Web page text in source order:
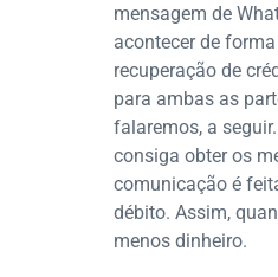
mensagem de
acontecer de
recuperação de
para ambas as
falaremos, a
consiga obter os
comunicação é
débito. Assim,
menos dinheiro.